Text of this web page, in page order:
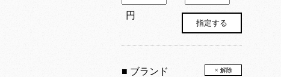
円
■ ブランド × 解除